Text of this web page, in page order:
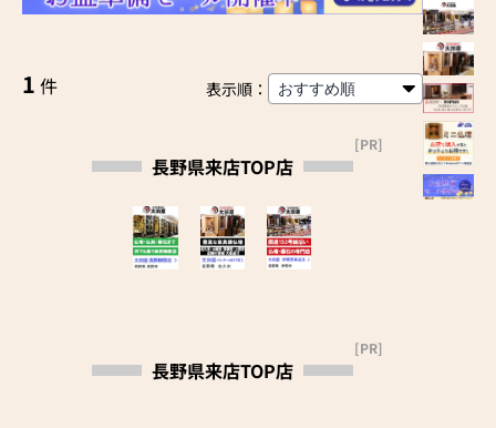
1 件 表示順：
長野県来店TOP店
[PR]
長野県来店TOP店
[PR]